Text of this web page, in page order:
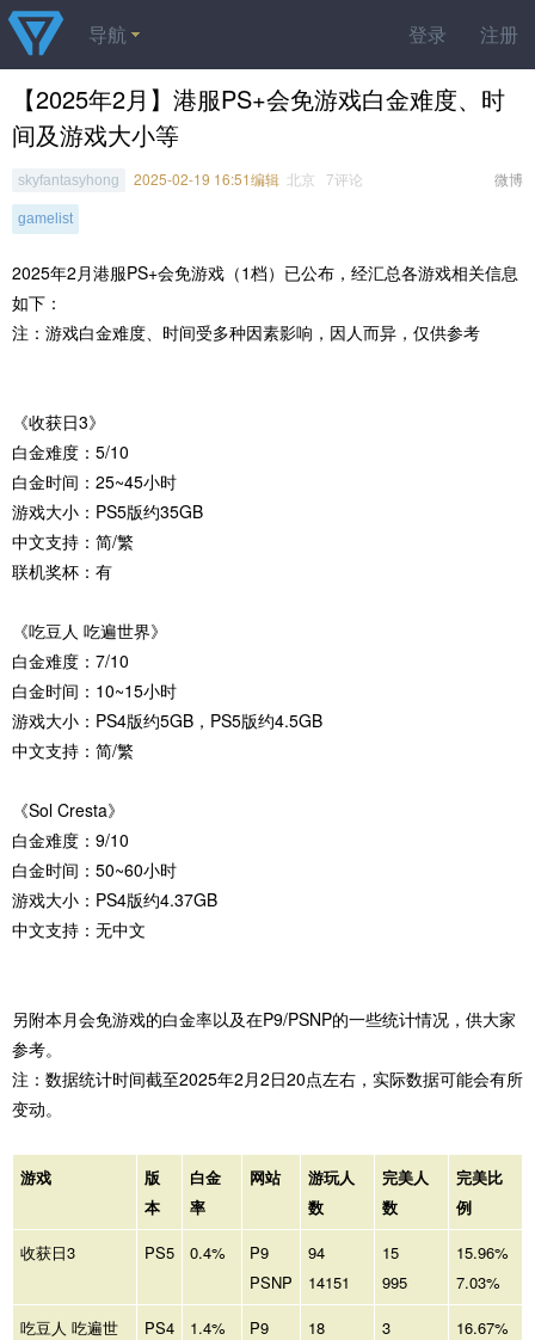
登录 注册
导航
【2025年2月】港服PS+会免游戏白金难度、时
间及游戏大小等
微博
skyfantasyhong 2025-02-19 16:51编辑 北京 7评论
gamelist
2025年2月港服PS+会免游戏（1档）已公布，经汇总各游戏相关信息
如下：
注：游戏白金难度、时间受多种因素影响，因人而异，仅供参考
《收获日3》
白金难度：5/10
白金时间：25~45小时
游戏大小：PS5版约35GB
中文支持：简/繁
联机奖杯：有
《吃豆人 吃遍世界》
白金难度：7/10
白金时间：10~15小时
游戏大小：PS4版约5GB，PS5版约4.5GB
中文支持：简/繁
《Sol Cresta》
白金难度：9/10
白金时间：50~60小时
游戏大小：PS4版约4.37GB
中文支持：无中文
另附本月会免游戏的白金率以及在P9/PSNP的一些统计情况，供大家
参考。
注：数据统计时间截至2025年2月2日20点左右，实际数据可能会有所
变动。
游戏
版
本
白金
率
网站
游玩人
数
完美人
数
完美比
例
收获日3
PS5 0.4%
P9
PSNP
94
14151
15
995
15.96%
7.03%
吃豆人 吃遍世
PS4 1.4%
P9
18
3
16.67%